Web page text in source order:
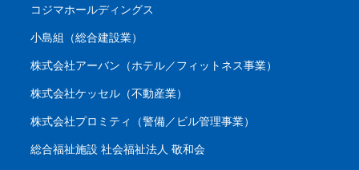
コジマホールディングス
小島組（総合建設業）
株式会社アーバン（ホテル／フィットネス事業）
株式会社ケッセル（不動産業）
株式会社プロミティ（警備／ビル管理事業）
総合福祉施設 社会福祉法人 敬和会